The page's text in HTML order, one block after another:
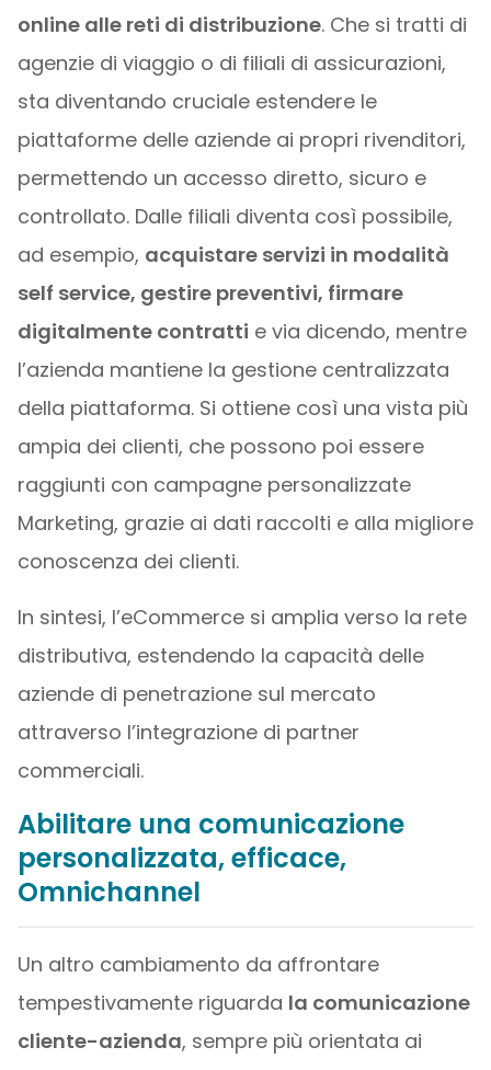
online alle reti di distribuzione. Che si tratti di
agenzie di viaggio o di filiali di assicurazioni,
sta diventando cruciale estendere le
piattaforme delle aziende ai propri rivenditori,
permettendo un accesso diretto, sicuro e
controllato. Dalle filiali diventa così possibile,
ad esempio, acquistare servizi in modalità
self service, gestire preventivi, firmare
digitalmente contratti e via dicendo, mentre
l’azienda mantiene la gestione centralizzata
della piattaforma. Si ottiene così una vista più
ampia dei clienti, che possono poi essere
raggiunti con campagne personalizzate
Marketing, grazie ai dati raccolti e alla migliore
conoscenza dei clienti.
In sintesi, l’eCommerce si amplia verso la rete
distributiva, estendendo la capacità delle
aziende di penetrazione sul mercato
attraverso l’integrazione di partner
commerciali.
Abilitare una comunicazione
personalizzata, efficace,
Omnichannel
Un altro cambiamento da affrontare
tempestivamente riguarda la comunicazione
cliente-azienda, sempre più orientata ai